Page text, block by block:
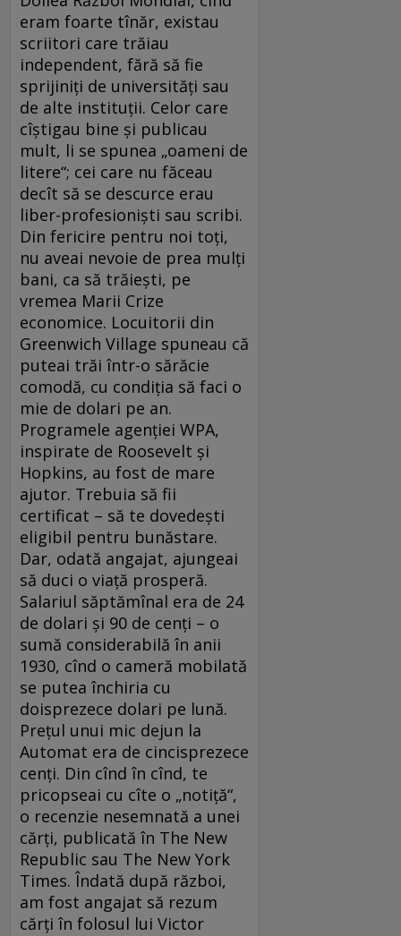
eram foarte tînăr, existau
scriitori care trăiau
independent, fără să fie
sprijiniți de universități sau
de alte instituții. Celor care
cîștigau bine și publicau
mult, li se spunea „oameni de
litere“; cei care nu făceau
decît să se descurce erau
liber-profesioniști sau scribi.
Din fericire pentru noi toți,
nu aveai nevoie de prea mulți
bani, ca să trăiești, pe
vremea Marii Crize
economice. Locuitorii din
Greenwich Village spuneau că
puteai trăi într-o sărăcie
comodă, cu condiția să faci o
mie de dolari pe an.
Programele agenției WPA,
inspirate de Roosevelt și
Hopkins, au fost de mare
ajutor. Trebuia să fii
certificat – să te dovedești
eligibil pentru bunăstare.
Dar, odată angajat, ajungeai
să duci o viață prosperă.
Salariul săptămînal era de 24
de dolari și 90 de cenți – o
sumă considerabilă în anii
1930, cînd o cameră mobilată
se putea închiria cu
doisprezece dolari pe lună.
Prețul unui mic dejun la
Automat era de cincisprezece
cenți. Din cînd în cînd, te
pricopseai cu cîte o „notiță“,
o recenzie nesemnată a unei
cărți, publicată în The New
Republic sau The New York
Times. Îndată după război,
am fost angajat să rezum
cărți în folosul lui Victor